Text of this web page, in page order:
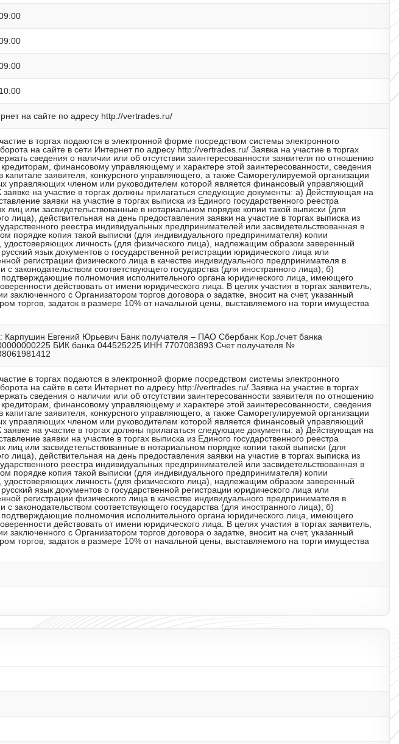
на сайте по адресу http://vertrades.ru/
в торгах подаются в электронной форме посредством системы электронного
на сайте в сети Интернет по адресу http://vertrades.ru/ Заявка на участие в торгах
сведения о наличии или об отсутствии заинтересованности заявителя по отношению
кредиторам, финансовому управляющему и характере этой заинтересованности, сведения
капитале заявителя, конкурсного управляющего, а также Саморегулируемой организации
управляющих членом или руководителем которой является финансовый управляющий
заявке на участие в торгах должны прилагаться следующие документы: а) Действующая на
заявки на участие в торгах выписка из Единого государственного реестра
лиц или засвидетельствованные в нотариальном порядке копии такой выписки (для
лица), действительная на день предоставления заявки на участие в торгах выписка из
реестра индивидуальных предпринимателей или засвидетельствованная в
порядке копия такой выписки (для индивидуального предпринимателя) копии
удостоверяющих личность (для физического лица), надлежащим образом заверенный
язык документов о государственной регистрации юридического лица или
регистрации физического лица в качестве индивидуального предпринимателя в
с законодательством соответствующего государства (для иностранного лица); б)
полномочия исполнительного органа юридического лица, имеющего
действовать от имени юридического лица. В целях участия в торгах заявитель,
заключенного с Организатором торгов договора о задатке, вносит на счет, указанный
торгов, задаток в размере 10% от начальной цены, выставляемого на торги имущества
Карпушин Евгений Юрьевич Банк получателя – ПАО Сбербанк Кор./счет банка
БИК банка 044525225 ИНН 7707083893 Счет получателя №
в торгах подаются в электронной форме посредством системы электронного
на сайте в сети Интернет по адресу http://vertrades.ru/ Заявка на участие в торгах
сведения о наличии или об отсутствии заинтересованности заявителя по отношению
кредиторам, финансовому управляющему и характере этой заинтересованности, сведения
капитале заявителя, конкурсного управляющего, а также Саморегулируемой организации
управляющих членом или руководителем которой является финансовый управляющий
заявке на участие в торгах должны прилагаться следующие документы: а) Действующая на
заявки на участие в торгах выписка из Единого государственного реестра
лиц или засвидетельствованные в нотариальном порядке копии такой выписки (для
лица), действительная на день предоставления заявки на участие в торгах выписка из
реестра индивидуальных предпринимателей или засвидетельствованная в
порядке копия такой выписки (для индивидуального предпринимателя) копии
удостоверяющих личность (для физического лица), надлежащим образом заверенный
язык документов о государственной регистрации юридического лица или
регистрации физического лица в качестве индивидуального предпринимателя в
с законодательством соответствующего государства (для иностранного лица); б)
полномочия исполнительного органа юридического лица, имеющего
действовать от имени юридического лица. В целях участия в торгах заявитель,
заключенного с Организатором торгов договора о задатке, вносит на счет, указанный
торгов, задаток в размере 10% от начальной цены, выставляемого на торги имущества